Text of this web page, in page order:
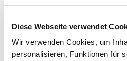
Diese Webseite verwendet
Wir verwenden Cookies, um
personalisieren, Funktionen für